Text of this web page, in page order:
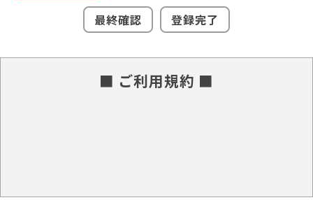
最終確認
登録完了
■ ご利用規約 ■